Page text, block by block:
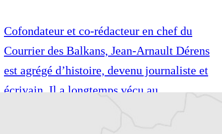
Cofondateur et co-rédacteur en chef du
Courrier des Balkans, Jean-Arnault Dérens
est agrégé d’histoire, devenu journaliste et
écrivain. Il a longtemps vécu au